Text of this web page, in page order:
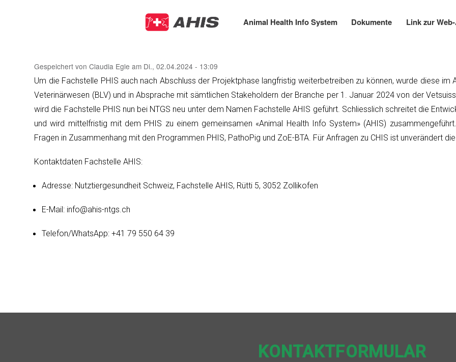
zum
MainAnimal Health Info System Dokumente Link zur
Gespeichert vonClaudia Egle am Di., 02.04.2024 - 13:09
Um die Fachstelle PHIS auch nach Abschluss der Projektphase langfristig weiterbetreiben zu können, wurde diese
Veterinärwesen (BLV) und in Absprache mit sämtlichen Stakeholdern der Branche per 1. Januar 2024 von der
wird die Fachstelle PHIS nun bei NTGS neu unter dem Namen Fachstelle AHIS geführt. Schliesslich schreitet die
und wird mittelfristig mit dem PHIS zu einem gemeinsamen «Animal Health Info System» (AHIS)
Fragen in Zusammenhang mit den Programmen PHIS, PathoPig und ZoE-BTA. Für Anfragen zu CHIS ist unverändert
Kontaktdaten Fachstelle AHIS:
Adresse: Nutztiergesundheit Schweiz, Fachstelle AHIS, Rütti 5, 3052 Zollikofen
E-Mail: info@ahis-ntgs.ch
Telefon/WhatsApp: +41 79 550 64 39
KONTAKTFORMULAR